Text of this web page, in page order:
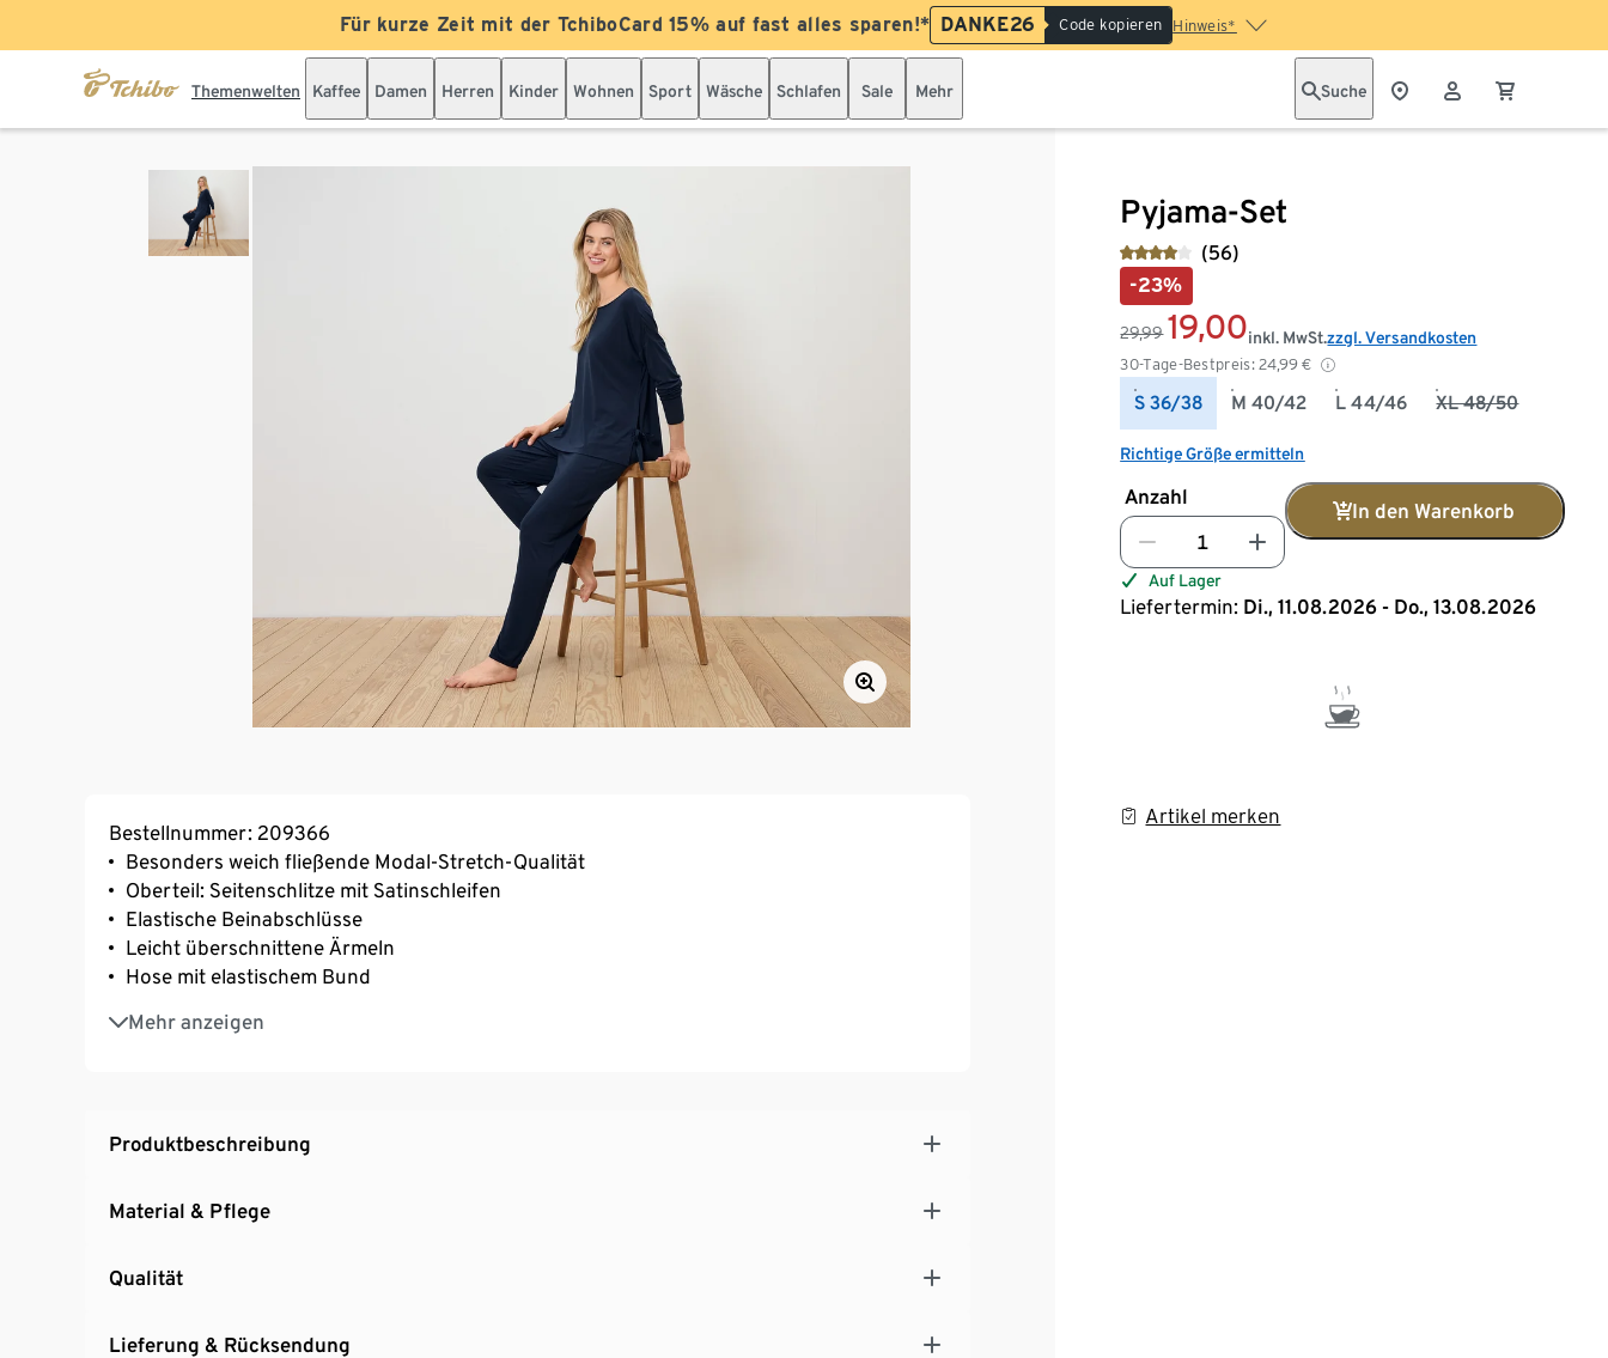
Für kurze Zeit mit der TchiboCard 15% auf fast alles sparen!* DANKE26 Code kopieren Hinweis*
Themenwelten Kaffee Damen Herren Kinder Wohnen Sport Wäsche Schlafen Sale Mehr Suche
Pyjama-Set
(56)
-23%
29,99 19,00
30-Tage-Bestpreis: 24,99 €
inkl. MwSt.zzgl. Versandkosten
S 36/38 M 40/42 L 44/46 XL 48/50
Richtige Größe ermitteln
Anzahl
In den Warenkorb
Auf Lager
Liefertermin: Di., 11.08.2026 - Do., 13.08.2026
Artikel merken
Bestellnummer: 209366
Besonders weich fließende Modal-Stretch-Qualität
Oberteil: Seitenschlitze mit Satinschleifen
Elastische Beinabschlüsse
Leicht überschnittene Ärmeln
Hose mit elastischem Bund
Mehr anzeigen
Mit hochwertigem Markenelasthan für Langlebigkeit und hohe Waschbeständigkeit
Produktbeschreibung
Material & Pflege
Qualität
Lieferung & Rücksendung